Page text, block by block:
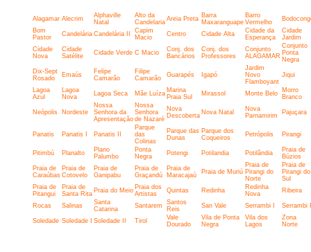
Alagamar Alecrim
Alphaville
Natal
Alto da
Candelaria Areia Preta Barra
Maxaranguape
Barro
Vermelho
Bom
Pastor
Candelária Candelária II
Capim
Macio
Centro Cidade Alta
Cidade da
Esperança
Cidade
Jardim
Cidade
Nova
Cidade
Satélite
Cidade Verde C Macio
Conj. dos
Bancários
Conj. dos
Professores
Conjunto
ALAGAMAR
Conjunto
Ponta
Negra
Dix-Sept
Rosado
Emaús
Felipe
Camarão
Filipe
Camarão
Guarapés Igapó
Jardim
Novo
Flamboyant
Jiqui
Lagoa
Azul
Lagoa
Nova
Lagoa Seca Mãe Luíza Marina
Praia Sul
Mirassol Monte Belo
Morro
Branco
Neópolis Nordeste
Nossa
Senhora da
Apresentação
Nossa
Senhora
de Nazaré
Nova
Descoberta Nova Natal
Nova
Parnamirim
Pajuçara
Panatis Panatis I Panatis II
Parque
das
Colinas
Parque das
Dunas
Parque dos
Coqueiros
Petrópolis Pirangi
Pitimbú Planalto
Plano
Palumbo
Ponta
Negra
Potengi Potilandia Potilândia
Praia de
Búzios
Praia de
Caraúbas
Praia de
Cotovelo
Praia de
Ganipabu
Praia de
Graçandú
Praia de
Maracajaú
Praia de Muriú
Praia de
Pirangi do
Norte
Praia de
Pirangi do
Sul
Praia de
Pitangui
Praia de
Santa Rita Praia do Meio Praia dos
Artistas
Quintas Redinha
Redinha
Nova
Ribeira
Rocas Salinas
Santa
Catarina
Santarem
Santos
Reis
San Vale Serrambi I Serrambi
Soledade Soledade I Soledade II Tirol
Vale
Dourado
Vila de Ponta
Negra
Vila dos
Lagos
Zona
Norte